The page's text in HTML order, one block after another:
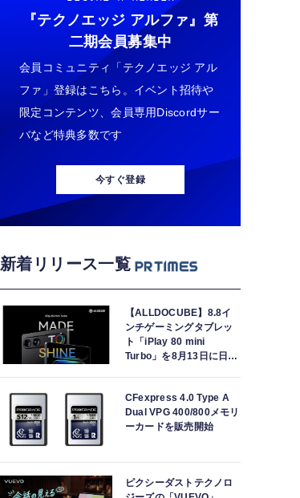
『テクノエッジ アルファ』 第
二期会員募集中
会員コミュニティ「テクノエッジ アル
ファ」登録はこちら。イベント招待や
限定コンテンツ、会員専用Discordサー
バなど特典多数です
今すぐ登録
新着リリース一覧
【ALLDOCUBE】8.8イ
ンチゲーミングタブレッ
ト「iPlay 80 mini
Turbo」を8月13日に日本
CFexpress 4.0 Type A
Dual VPG 400/800メモリ
ーカードを販売開始
ピクシーダストテクノロ